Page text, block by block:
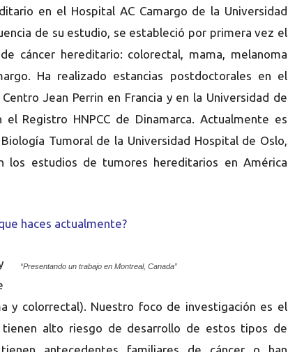
en el Hospital AC Camargo de la Universidad
de su estudio, se estableció por primera vez el
cáncer hereditario: colorectal, mama, melanoma
Ha realizado estancias postdoctorales en el
Jean Perrin en Francia y en la Universidad de
Registro HNPCC de Dinamarca. Actualmente es
Tumoral de la Universidad Hospital de Oslo,
los estudios de tumores hereditarios en América
haces actualmente?
“Presentando un trabajo en Montreal, Canada”
y colorrectal). Nuestro foco de investigación es el
tienen alto riesgo de desarrollo de estos tipos de